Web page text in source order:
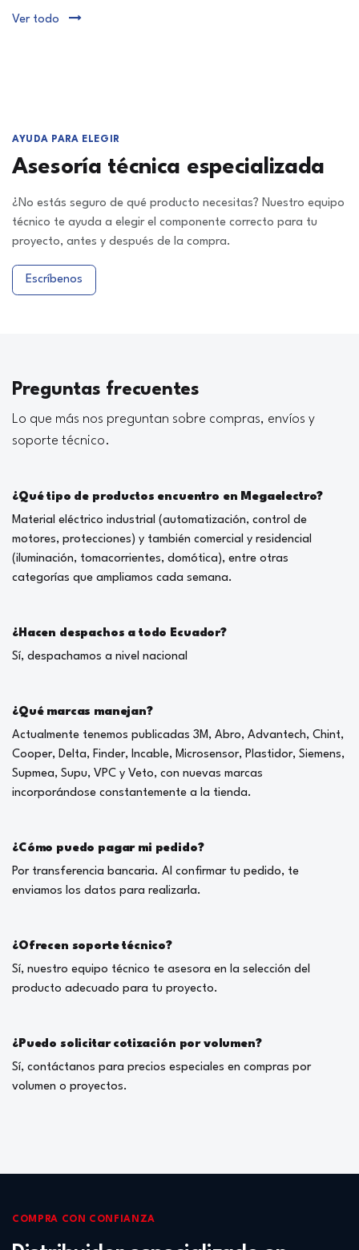
Ver todo
AYUDA PARA ELEGIR
Asesoría técnica especializada
¿No estás seguro de qué producto necesitas? Nuestro equipo
técnico te ayuda a elegir el componente correcto para tu
proyecto, antes y después de la compra.
Escríbenos
Preguntas frecuentes
Lo que más nos preguntan sobre compras, envíos y
soporte técnico.
¿Qué tipo de productos encuentro en Megaelectro?
Material eléctrico industrial (automatización, control de
motores, protecciones) y también comercial y residencial
(iluminación, tomacorrientes, domótica), entre otras
categorías que ampliamos cada semana.
¿Hacen despachos a todo Ecuador?
Sí, despachamos a nivel nacional
¿Qué marcas manejan?
Actualmente tenemos publicadas 3M, Abro, Advantech, Chint,
Cooper, Delta, Finder, Incable, Microsensor, Plastidor, Siemens,
Supmea, Supu, VPC y Veto, con nuevas marcas
incorporándose constantemente a la tienda.
¿Cómo puedo pagar mi pedido?
Por transferencia bancaria. Al confirmar tu pedido, te
enviamos los datos para realizarla.
¿Ofrecen soporte técnico?
Sí, nuestro equipo técnico te asesora en la selección del
producto adecuado para tu proyecto.
¿Puedo solicitar cotización por volumen?
Sí, contáctanos para precios especiales en compras por
volumen o proyectos.
COMPRA CON CONFIANZA